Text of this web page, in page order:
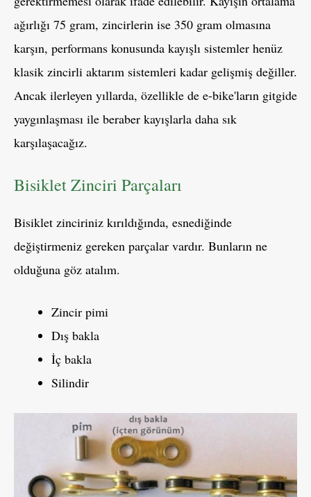
ağırlığı 75 gram, zincirlerin ise 350 gram olmasına
karşın, performans konusunda kayışlı sistemler henüz
klasik zincirli aktarım sistemleri kadar gelişmiş değiller.
Ancak ilerleyen yıllarda, özellikle de e-bike'ların gitgide
yaygınlaşması ile beraber kayışlarla daha sık
karşılaşacağız.
Bisiklet Zinciri Parçaları
Bisiklet zinciriniz kırıldığında, esnediğinde
değiştirmeniz gereken parçalar vardır. Bunların ne
olduğuna göz atalım.
Zincir pimi
Dış bakla
İç bakla
Silindir